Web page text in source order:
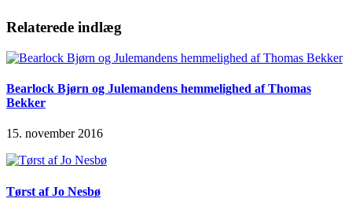
Relaterede indlæg
Bearlock Bjørn og Julemandens hemmelighed af Thomas
Bekker
15. november 2016
Tørst af Jo Nesbø